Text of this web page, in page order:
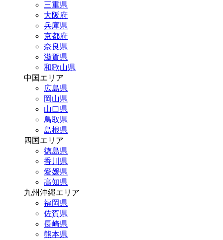
三重県
大阪府
兵庫県
京都府
奈良県
滋賀県
和歌山県
中国エリア
広島県
岡山県
山口県
鳥取県
島根県
四国エリア
徳島県
香川県
愛媛県
高知県
九州沖縄エリア
福岡県
佐賀県
長崎県
熊本県